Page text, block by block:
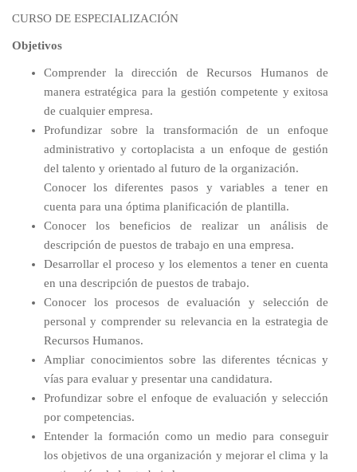
CURSO DE ESPECIALIZACIÓN
Objetivos
Comprender la dirección de Recursos Humanos de
manera estratégica para la gestión competente y exitosa
de cualquier empresa.
Profundizar sobre la transformación de un enfoque
administrativo y cortoplacista a un enfoque de gestión
del talento y orientado al futuro de la organización.
Conocer los diferentes pasos y variables a tener en
cuenta para una óptima planificación de plantilla.
Conocer los beneficios de realizar un análisis de
descripción de puestos de trabajo en una empresa.
Desarrollar el proceso y los elementos a tener en cuenta
en una descripción de puestos de trabajo.
Conocer los procesos de evaluación y selección de
personal y comprender su relevancia en la estrategia de
Recursos Humanos.
Ampliar conocimientos sobre las diferentes técnicas y
vías para evaluar y presentar una candidatura.
Profundizar sobre el enfoque de evaluación y selección
por competencias.
Entender la formación como un medio para conseguir
los objetivos de una organización y mejorar el clima y la